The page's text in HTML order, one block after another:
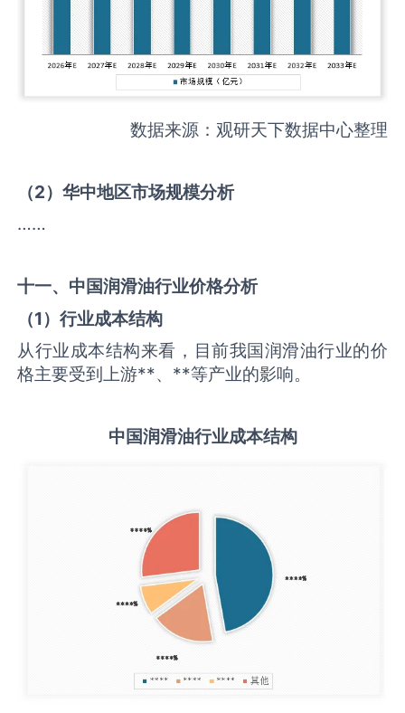
数据来源：观研天下数据中心整理
（2）华中地区市场规模分析
……
十一、中国润滑油行业价格分析
（1）行业成本结构
从行业成本结构来看，目前我国润滑油行业的价
格主要受到上游**、**等产业的影响。
中国润滑油行业成本结构